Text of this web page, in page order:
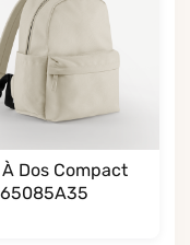
Dos Compact